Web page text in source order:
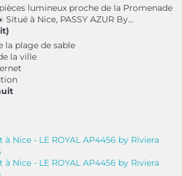
lumineux proche de la Promenade
à Nice, PASSY AZUR By...
la plage de sable
la ville